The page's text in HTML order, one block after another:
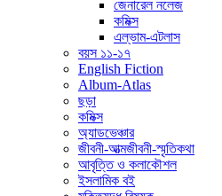
জেনারেল নলেজ
কমিক্স
এল্ভাম-এটলাস
বয়স ১১-১৭
English Fiction
Album-Atlas
ছড়া
কমিক্স
অ্যাডভেঞ্চার
জীবনী-আত্মজীবনী-স্মৃতিকথা
আবৃত্তি ও কলাকৌশল
ইসলামিক বই